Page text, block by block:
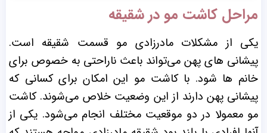
مراحل کاشت مو در شقیقه
یکی از مشکلات مادرزادی مو قسمت شقیقه است.
پیشانی های پهن می‌تواند باعث ناراحتی به خصوص برای
خانم ها شود. با کاشت مو این امکان برای کسانی که
پیشانی پهن دارند از این وضعیت خلاص می‌شوند. کاشت
مو معمولا در دو موقعیت مختلف انجام می‌شود. یکی از